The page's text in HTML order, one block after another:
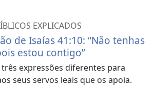
EXPLICADOS
de Isaías 41:10: “Não tenhas
estou contigo”
três expressões diferentes para
seus servos leais que os apoia.